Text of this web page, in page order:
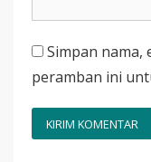
Simpan nama,
peramban ini